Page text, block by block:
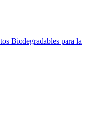
Biodegradables para la